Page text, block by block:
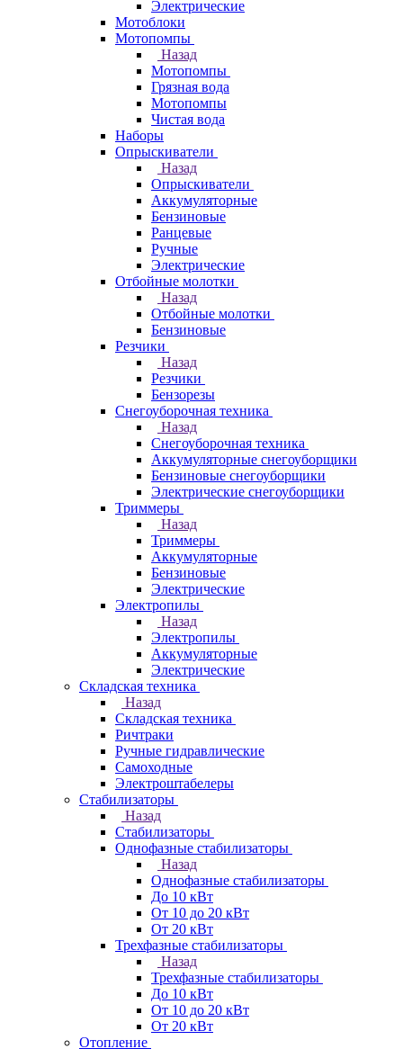
Электрические
Мотоблоки
Мотопомпы
Назад
Мотопомпы
Грязная вода
Мотопомпы
Чистая вода
Наборы
Опрыскиватели
Назад
Опрыскиватели
Аккумуляторные
Бензиновые
Ранцевые
Ручные
Электрические
Отбойные молотки
Назад
Отбойные молотки
Бензиновые
Резчики
Назад
Резчики
Бензорезы
Снегоуборочная техника
Назад
Снегоуборочная техника
Аккумуляторные снегоуборщики
Бензиновые снегоуборщики
Электрические снегоуборщики
Триммеры
Назад
Триммеры
Аккумуляторные
Бензиновые
Электрические
Электропилы
Назад
Электропилы
Аккумуляторные
Электрические
Складская техника
Назад
Складская техника
Ричтраки
Ручные гидравлические
Самоходные
Электроштабелеры
Стабилизаторы
Назад
Стабилизаторы
Однофазные стабилизаторы
Назад
Однофазные стабилизаторы
До 10 кВт
От 10 до 20 кВт
От 20 кВт
Трехфазные стабилизаторы
Назад
Трехфазные стабилизаторы
До 10 кВт
От 10 до 20 кВт
От 20 кВт
Отопление